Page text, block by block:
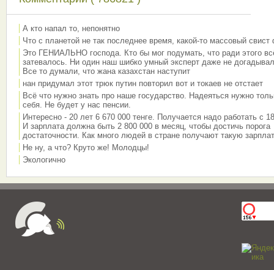
А кто напал то, непонятно
Что с планетой не так последнее время, какой-то массовый свист
Это ГЕНИАЛЬНО господа. Кто бы мог подумать, что ради этого
затевалось. Ни один наш шибко умный эксперт даже не
Все то думали, что жана казахстан наступит
нан придумал этот трюк путин повторил вот и токаев не отстает
Всё что нужно знать про наше государство. Надеяться нужно
себя. Не будет у нас пенсии.
Интересно - 20 лет 6 670 000 тенге. Получается надо работать с
И зарплата должна быть 2 800 000 в месяц, чтобы достичь порога
достаточности. Как много людей в стране получают такую
Не ну, а что? Круто же! Молодцы!
Экологично